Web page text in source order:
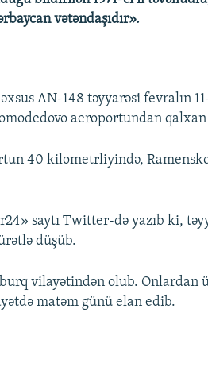
vətəndaşıdır».
AN-148 təyyarəsi fevralın
aeroportundan
40 kilometrliyində,
saytı Twitter-də yazıb ki,
düşüb.
vilayətindən olub. Onlardan
matəm günü elan edib.